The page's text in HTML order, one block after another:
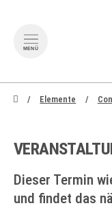
MENÜ
zum Inhalt springen
Elemente
Dieser Termin
und findet das